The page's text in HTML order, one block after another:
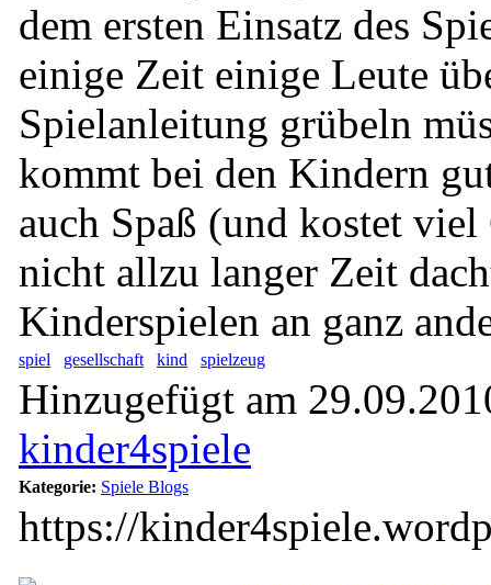
dem ersten Einsatz des
einige Zeit einige Leute
Spielanleitung grübeln
kommt bei den Kindern
auch Spaß (und kostet
nicht allzu langer Zeit
Kinderspielen an ganz
spiel gesellschaft kind spielzeug
Hinzugefügt am
kinder4spiele
Kategorie: Spiele Blogs
https://